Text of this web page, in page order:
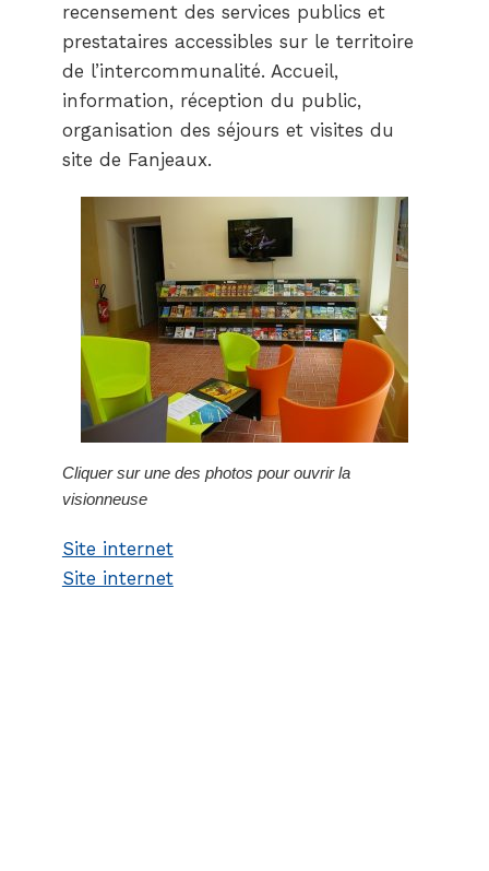
recensement des services publics et
prestataires accessibles sur le territoire
de l’intercommunalité. Accueil,
information, réception du public,
organisation des séjours et visites du
site de Fanjeaux.
Cliquer sur une des photos pour ouvrir la
visionneuse
Site internet
Site internet